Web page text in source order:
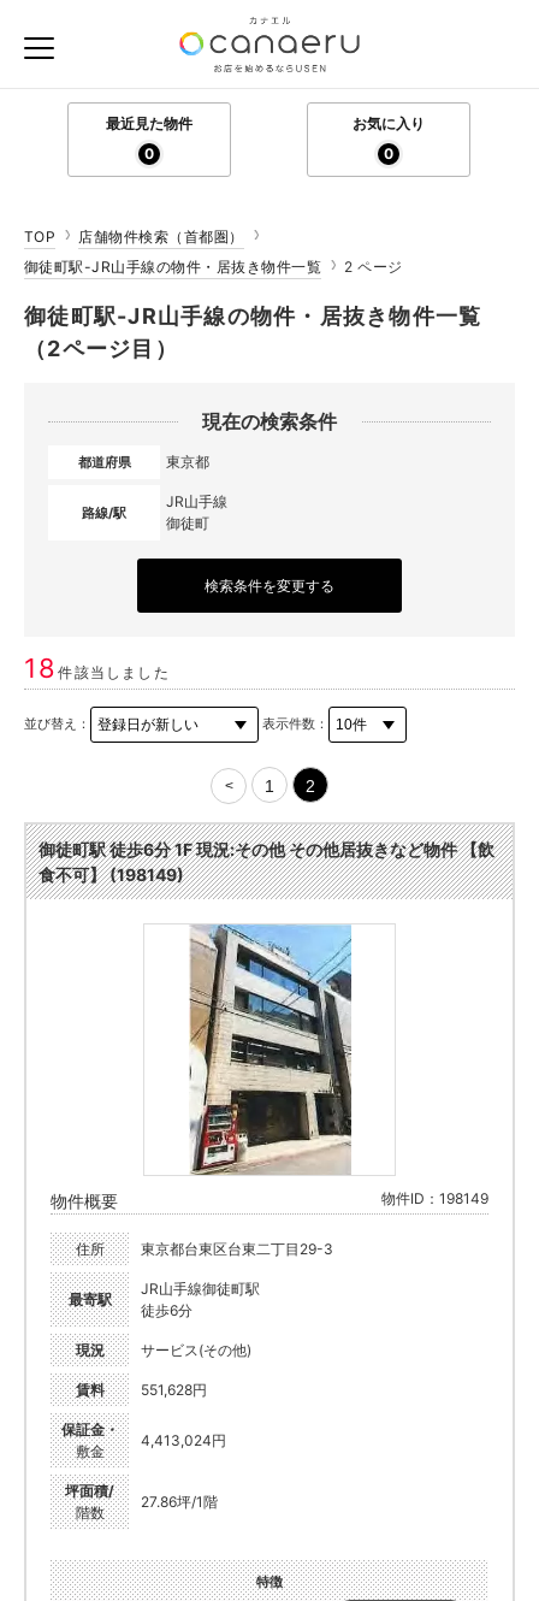
最近見た物件
0
お気に入り
0
TOP
店舗物件検索（首都圏）
御徒町駅-JR山手線の物件・居抜き物件一覧
2 ページ
御徒町駅-JR山手線の物件・居抜き物件一覧
（2ページ目）
現在の検索条件
都道府県 東京都
路線/駅
JR山手線
御徒町
検索条件を変更する
18件該当しました
並び替え： 表示件数：
< 1 2
御徒町駅 徒歩6分 1F 現況:その他 その他居抜きなど物件 【飲
食不可】 (198149)
物件概要 物件ID：198149
住所 東京都台東区台東二丁目29-3
最寄駅
JR山手線御徒町駅
徒歩6分
現況 サービス(その他)
賃料 551,628円
保証金・
敷金
4,413,024円
坪面積/
階数
27.86坪/1階
特徴